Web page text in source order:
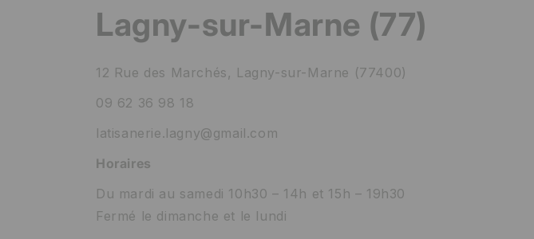
Lagny-sur-Marne (77)
12 Rue des Marchés, Lagny-sur-Marne (77400)
09 62 36 98 18
latisanerie.lagny@gmail.com
Horaires
Du mardi au samedi 10h30 – 14h et 15h – 19h30
Fermé le dimanche et le lundi